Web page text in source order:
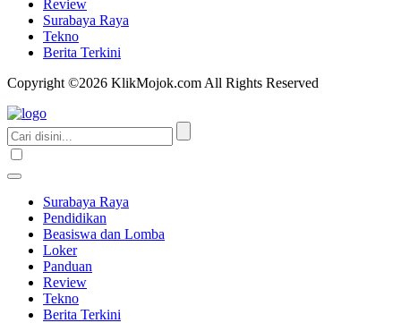
Review
Surabaya Raya
Tekno
Berita Terkini
Copyright ©2026 KlikMojok.com All Rights Reserved
Surabaya Raya
Pendidikan
Beasiswa dan Lomba
Loker
Panduan
Review
Tekno
Berita Terkini